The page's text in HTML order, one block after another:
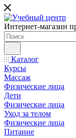
Интернет-магазин
Каталог
Курсы
Массаж
Физические лица
Дети
Физические лица
Уход за телом
Физические лица
Питание